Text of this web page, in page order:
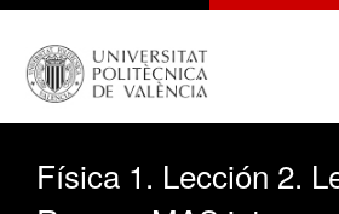
Física 1. Lección 2.